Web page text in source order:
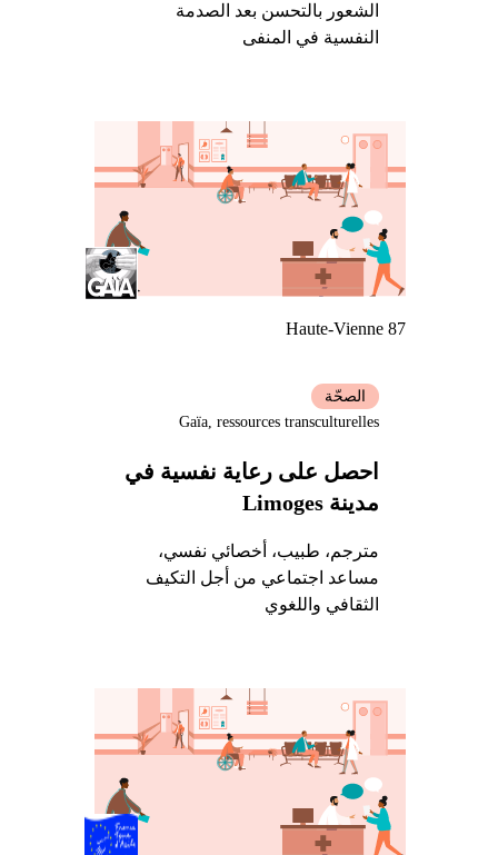
الشعور بالتحسن بعد الصدمة
النفسية في المنفى
Haute-Vienne 87
احصل على رعاية نفسية في
مدينة Limoges
مترجم، طبيب، أخصائي نفسي،
مساعد اجتماعي من أجل التكيف
الثقافي واللغوي
الصحّة
Gaïa, ressources transculturelles